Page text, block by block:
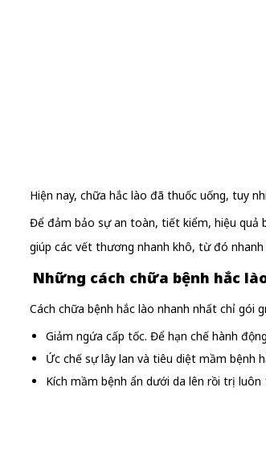
Hiện nay, chữa hắc lào đã thuốc uống, tuy
Để đảm bảo sự an toàn, tiết kiểm, hiệu quả
giúp các vết thương nhanh khô, từ đó nhanh
Những cách chữa bệnh hắc
Cách chữa bệnh hắc lào nhanh nhất chỉ gói
Giảm ngứa cấp tốc. Để hạn chế hành
Ức chế sự lây lan và tiêu diệt mầm
Kích mầm bệnh ẩn dưới da lên rồi trị